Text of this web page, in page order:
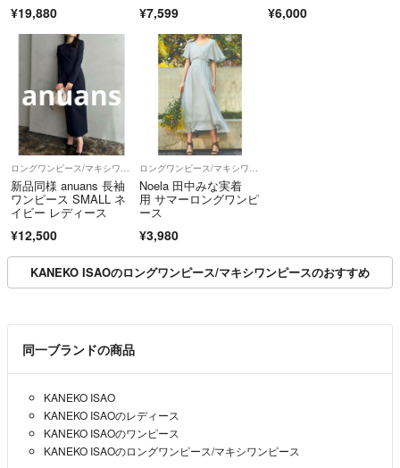
¥19,880 ¥7,599 ¥6,000
ロングワンピース/マキシワンピース
新品同様 anuans 長袖
ワンピース SMALL ネ
イビー レディース
¥12,500
ロングワンピース/マキシワンピース
Noela 田中みな実着
用 サマーロングワンピ
ース
¥3,980
KANEKO ISAOのロングワンピース/マキシワンピースのおすすめ
同一ブランドの商品
KANEKO ISAO
KANEKO ISAOのレディース
KANEKO ISAOのワンピース
KANEKO ISAOのロングワンピース/マキシワンピース